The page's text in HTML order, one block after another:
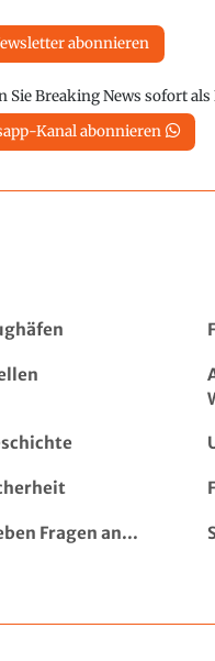
abonnieren
Breaking News sofort
Kanal abonnieren
Fragen an...